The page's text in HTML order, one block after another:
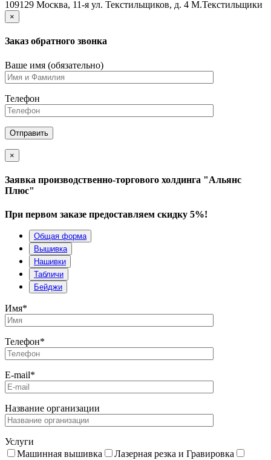
109129 Москва, 11-я ул. Текстильщиков, д. 4 М.Текстильщики
×
Заказ обратного звонка
Ваше имя (обязательно)
Телефон
×
Заявка производственно-торгового холдинга "Альянс
Плюс"
При первом заказе предоставляем скидку 5%!
Общая форма
Вышивка
Нашивки
Табличи
Бейджи
Имя*
Телефон*
E-mail*
Название организации
Услуги
Машинная вышивка
Лазерная резка и Гравировка